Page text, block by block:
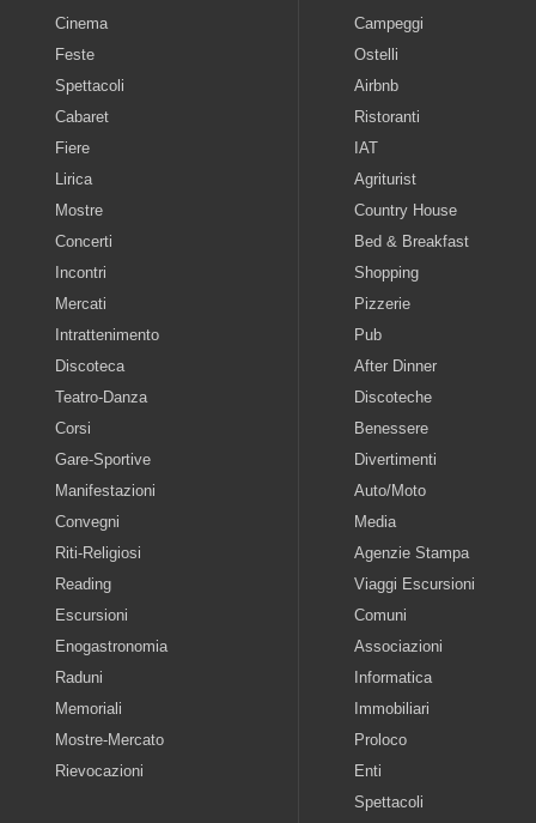
Cinema
Feste
Spettacoli
Cabaret
Fiere
Lirica
Mostre
Concerti
Incontri
Mercati
Intrattenimento
Discoteca
Teatro-Danza
Corsi
Gare-Sportive
Manifestazioni
Convegni
Riti-Religiosi
Reading
Escursioni
Enogastronomia
Raduni
Memoriali
Mostre-Mercato
Rievocazioni
Campeggi
Ostelli
Airbnb
Ristoranti
IAT
Agriturist
Country House
Bed & Breakfast
Shopping
Pizzerie
Pub
After Dinner
Discoteche
Benessere
Divertimenti
Auto/Moto
Media
Agenzie Stampa
Viaggi Escursioni
Comuni
Associazioni
Informatica
Immobiliari
Proloco
Enti
Spettacoli